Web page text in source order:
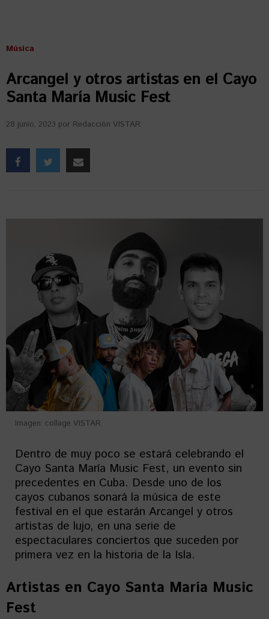
Música
Arcangel y otros artistas en el Cayo
Santa María Music Fest
28 junio, 2023 por Redacción VISTAR
Imagen: collage VISTAR.
Dentro de muy poco se estará celebrando el
Cayo Santa María Music Fest, un evento sin
precedentes en Cuba. Desde uno de los
cayos cubanos sonará la música de este
festival en el que estarán Arcangel y otros
artistas de lujo, en una serie de
espectaculares conciertos que suceden por
primera vez en la historia de la Isla.
Artistas en Cayo Santa María Music
Fest